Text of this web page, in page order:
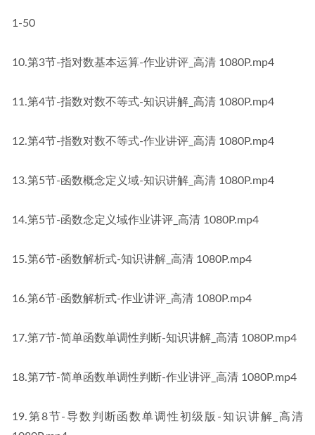
1-50
10.第3节-指对数基本运算-作业讲评_高清 1080P​​.mp4
11.第4节-指数对数不等式-知识讲解_高清 1080P​​.mp4
12.第4节-指数对数不等式-作业讲评_高清 1080P​​.mp4
13.第5节-函数概念定义域-知识讲解_高清 1080P​​.mp4
14.第5节-函数念定义域作业讲评_高清 1080P​​.mp4
15.第6节-函数解析式-知识讲解_高清 1080P​​.mp4
16.第6节-函数解析式-作业讲评_高清 1080P​​.mp4
17.第7节-简单函数单调性判断-知识讲解_高清 1080P​​.mp4
18.第7节-简单函数单调性判断-作业讲评_高清 1080P​​.mp4
19.第8节-导数判断函数单调性初级版-知识讲解_高清